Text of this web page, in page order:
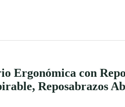
con
Reposabrazos